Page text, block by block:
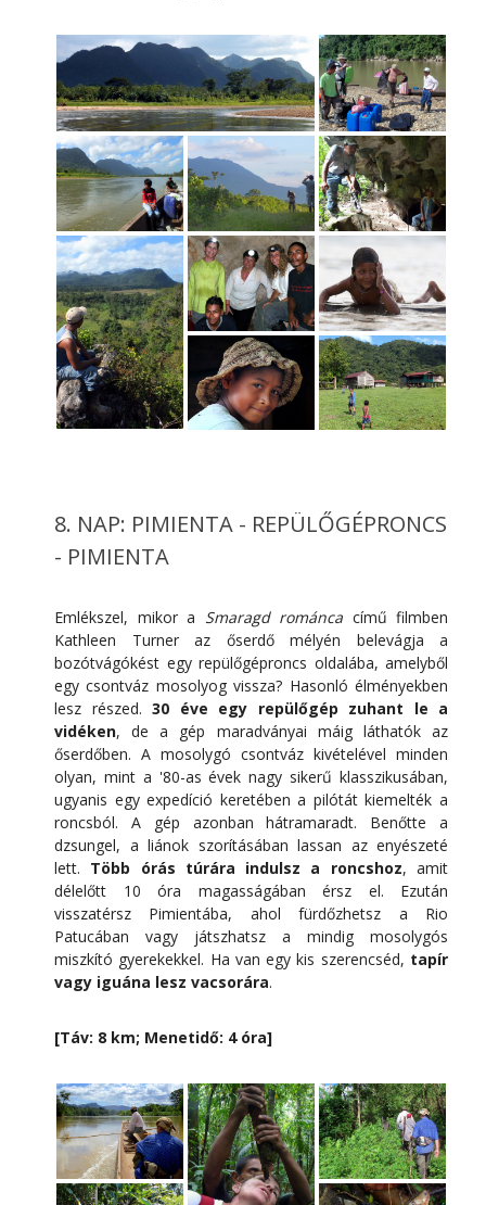
8. NAP: PIMIENTA - REPÜLŐGÉPRONCS
- PIMIENTA
Emlékszel, mikor a Smaragd románca című filmben
Kathleen Turner az őserdő mélyén belevágja a
bozótvágókést egy repülőgéproncs oldalába, amelyből
egy csontváz mosolyog vissza? Hasonló élményekben
lesz részed. 30 éve egy repülőgép zuhant le a
vidéken, de a gép maradványai máig láthatók az
őserdőben. A mosolygó csontváz kivételével minden
olyan, mint a '80-as évek nagy sikerű klasszikusában,
ugyanis egy expedíció keretében a pilótát kiemelték a
roncsból. A gép azonban hátramaradt. Benőtte a
dzsungel, a liánok szorításában lassan az enyészeté
lett. Több órás túrára indulsz a roncshoz, amit
délelőtt 10 óra magasságában érsz el. Ezután
visszatérsz Pimientába, ahol fürdőzhetsz a Rio
Patucában vagy játszhatsz a mindig mosolygós
miszkító gyerekekkel. Ha van egy kis szerencséd, tapír
vagy iguána lesz vacsorára.
[Táv: 8 km; Menetidő: 4 óra]